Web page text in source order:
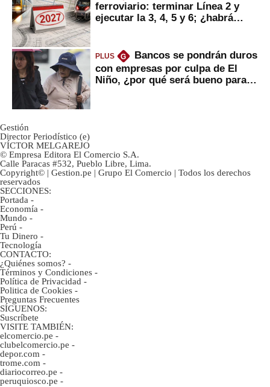
ferroviario: terminar Línea 2 y
ejecutar la 3, 4, 5 y 6; ¿habrá
PLUS G
Bancos se pondrán duros
con empresas por culpa de El
Niño, ¿por qué será bueno para
Gestión
Director Periodístico (e)
VÍCTOR MELGAREJO
© Empresa Editora El Comercio S.A.
Calle Paracas #532, Pueblo Libre, Lima.
Copyright© | Gestion.pe | Grupo El Comercio | Todos los derechos
reservados
SECCIONES:
Portada -
Economía -
Mundo -
Perú -
Tu Dinero -
Tecnología
CONTACTO:
¿Quiénes somos? -
Términos y Condiciones -
Política de Privacidad -
Politica de Cookies -
Preguntas Frecuentes
SÍGUENOS:
Suscríbete
VISITE TAMBIÉN:
elcomercio.pe -
clubelcomercio.pe -
depor.com -
trome.com -
diariocorreo.pe -
peruquiosco.pe -